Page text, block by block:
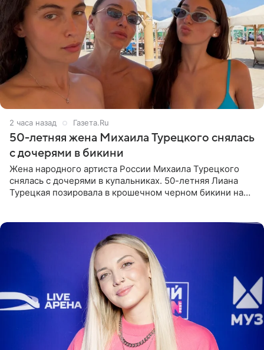
2 часа назад Газета.Ru
50-летняя жена Михаила Турецкого снялась
с дочерями в бикини
Жена народного артиста России Михаила Турецкого
снялась с дочерями в купальниках. 50-летняя Лиана
Турецкая позировала в крошечном черном бикини на